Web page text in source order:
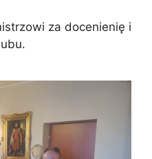
za docenienię i